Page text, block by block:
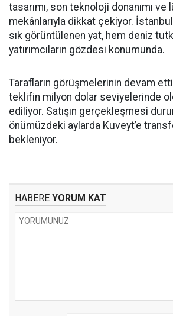
tasarımı, son teknoloji donanımı ve
mekânlarıyla dikkat çekiyor. İstanbul
sık görüntülenen yat, hem deniz
yatırımcıların gözdesi konumunda.
Tarafların görüşmelerinin devam
teklifin milyon dolar seviyelerinde
ediliyor. Satışın gerçekleşmesi
önümüzdeki aylarda Kuveyt’e
bekleniyor.
HABERE YORUM KAT